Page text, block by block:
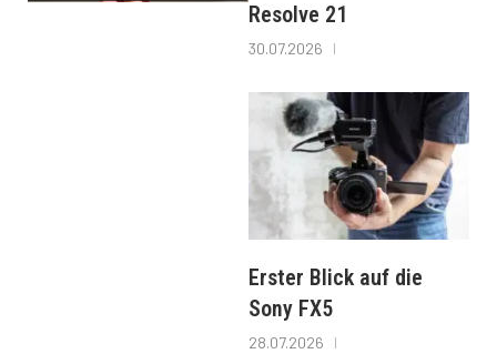
Resolve 21
30.07.2026
Erster Blick auf die
Sony FX5
28.07.2026